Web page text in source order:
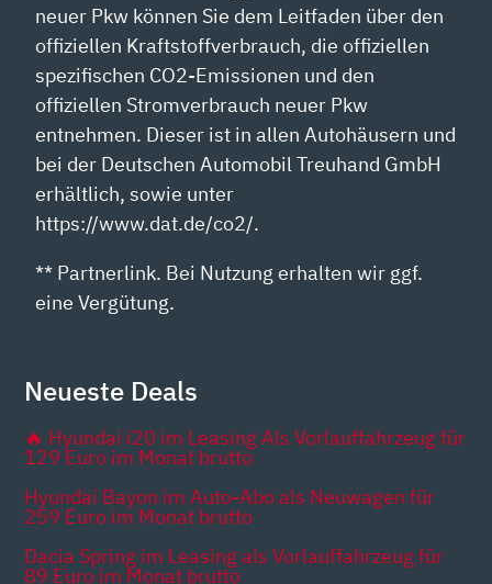
neuer Pkw können Sie dem Leitfaden über den
offiziellen Kraftstoffverbrauch, die offiziellen
spezifischen CO2-Emissionen und den
offiziellen Stromverbrauch neuer Pkw
entnehmen. Dieser ist in allen Autohäusern und
bei der Deutschen Automobil Treuhand GmbH
erhältlich, sowie unter
https://www.dat.de/co2/.
** Partnerlink. Bei Nutzung erhalten wir ggf.
eine Vergütung.
Neueste Deals
🔥 Hyundai i20 im Leasing Als Vorlauffahrzeug für
129 Euro im Monat brutto
Hyundai Bayon im Auto-Abo als Neuwagen für
259 Euro im Monat brutto
Dacia Spring im Leasing als Vorlauffahrzeug für
89 Euro im Monat brutto